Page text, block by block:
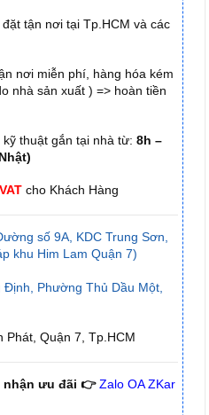
tận nơi tại Tp.HCM và các
nơi miễn phí, hàng hóa kém
nhà sản xuất ) => hoàn tiền
thuật gắn tại nhà từ: 8h –
cho Khách Hàng
số 9A, KDC Trung Sơn,
khu Him Lam Quận 7)
Phường Thủ Dầu Một,
Phát, Quận 7, Tp.HCM
nhận ưu đãi 👉 Zalo OA ZKar